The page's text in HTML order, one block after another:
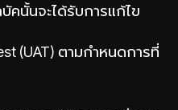
นั้นจะได้รับการแก้ไข
(UAT) ตามกำหนดการที่